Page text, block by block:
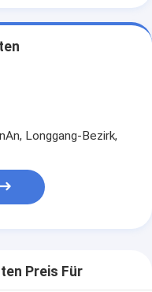
Longgang-Bezirk,
Preis Für